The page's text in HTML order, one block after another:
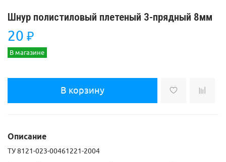
Шнур полистиловый плетеный 3-прядный 8мм
20 ₽
В магазине
В корзину
Описание
ТУ 8121-023-00461221-2004